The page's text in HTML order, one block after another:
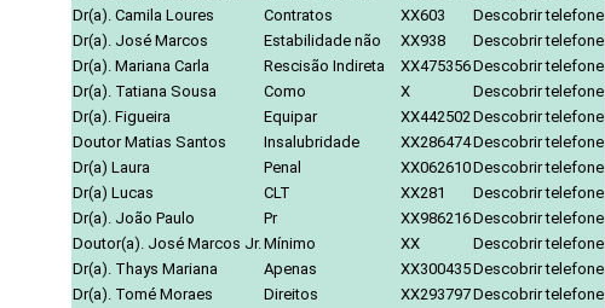
Dr(a). Camila Loures
Contratos XX603
Descobrir telefone
Dr(a). José Marcos
Estabilidade não XX938
Descobrir telefone
Dr(a). Mariana Carla
Rescisão Indireta XX475356Descobrir telefone
Dr(a). Tatiana Sousa
Como X
Descobrir telefone
Dr(a). Figueira
Equipar XX442502 Descobrir telefone
Doutor Matias Santos
Insalubridade XX286474Descobrir telefone
Dr(a) Laura
Penal XX062610Descobrir telefone
Dr(a) Lucas
CLT XX281
Descobrir telefone
Dr(a). João Paulo
Pr XX986216Descobrir telefone
Doutor(a). José Marcos Jr. Mínimo XX
Descobrir telefone
Dr(a). Thays Mariana
Apenas XX300435Descobrir telefone
Dr(a). Tomé Moraes
Direitos XX293797Descobrir telefone